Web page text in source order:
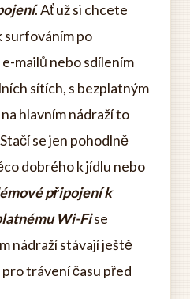
. Ať už si chcete
surfováním po
mailů nebo sdílením
sítích, s bezplatným
hlavním nádraží to
se jen pohodlně
dobrého k jídlu nebo
připojení k
Wi-Fise
nádraží stávají ještě
trávení času před